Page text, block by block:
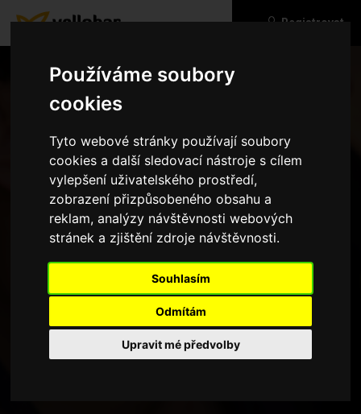
Používáme soubory
cookies
Tyto webové stránky používají soubory
cookies a další sledovací nástroje s cílem
vylepšení uživatelského prostředí,
zobrazení přizpůsobeného obsahu a
reklam, analýzy návštěvnosti webových
stránek a zjištění zdroje návštěvnosti.
Souhlasím
Odmítám
Upravit mé předvolby
Registrovat